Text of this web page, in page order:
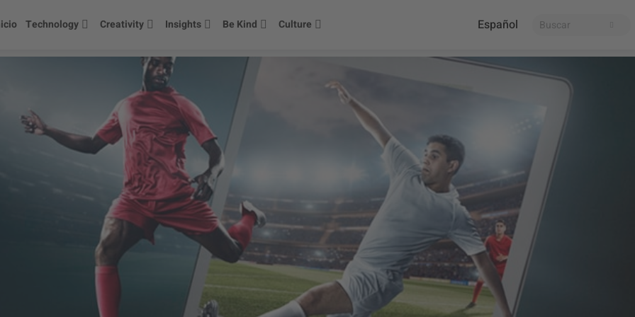
Technology Creativity Insights Be Kind Culture Español